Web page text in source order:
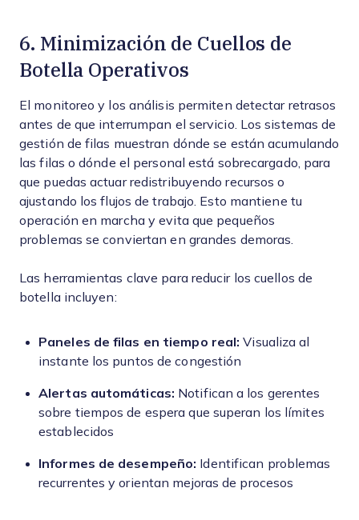
6. Minimización de Cuellos de
Botella Operativos
El monitoreo y los análisis permiten detectar retrasos
antes de que interrumpan el servicio. Los sistemas de
gestión de filas muestran dónde se están acumulando
las filas o dónde el personal está sobrecargado, para
que puedas actuar redistribuyendo recursos o
ajustando los flujos de trabajo. Esto mantiene tu
operación en marcha y evita que pequeños
problemas se conviertan en grandes demoras.
Las herramientas clave para reducir los cuellos de
botella incluyen:
Paneles de filas en tiempo real: Visualiza al
instante los puntos de congestión
Alertas automáticas: Notifican a los gerentes
sobre tiempos de espera que superan los límites
establecidos
Informes de desempeño: Identifican problemas
recurrentes y orientan mejoras de procesos